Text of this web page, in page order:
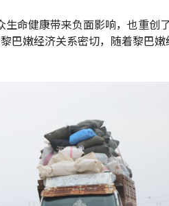
命健康带来负面影响，也重创
巴嫩经济关系密切，随着黎巴